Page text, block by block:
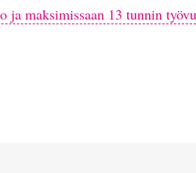
ja maksimissaan 13 tunnin